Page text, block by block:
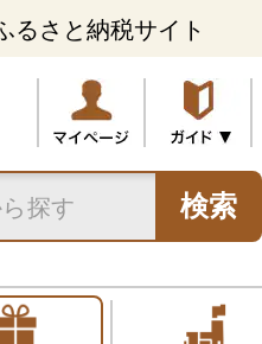
るさと納税サイト
検索